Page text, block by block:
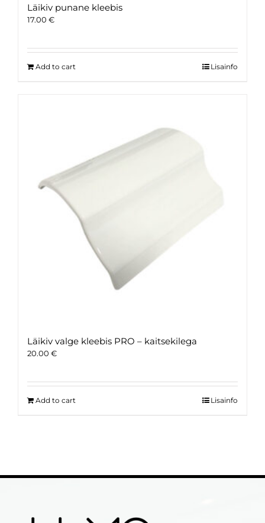
Läikiv punane kleebis
17.00 €
Add to cart Lisainfo
Läikiv valge kleebis PRO – kaitsekilega
20.00 €
Add to cart Lisainfo